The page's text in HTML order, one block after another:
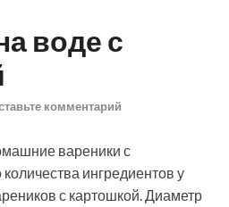
воде с
комментарий
вареники с
ингредиентов у
с картошкой. Диаметр